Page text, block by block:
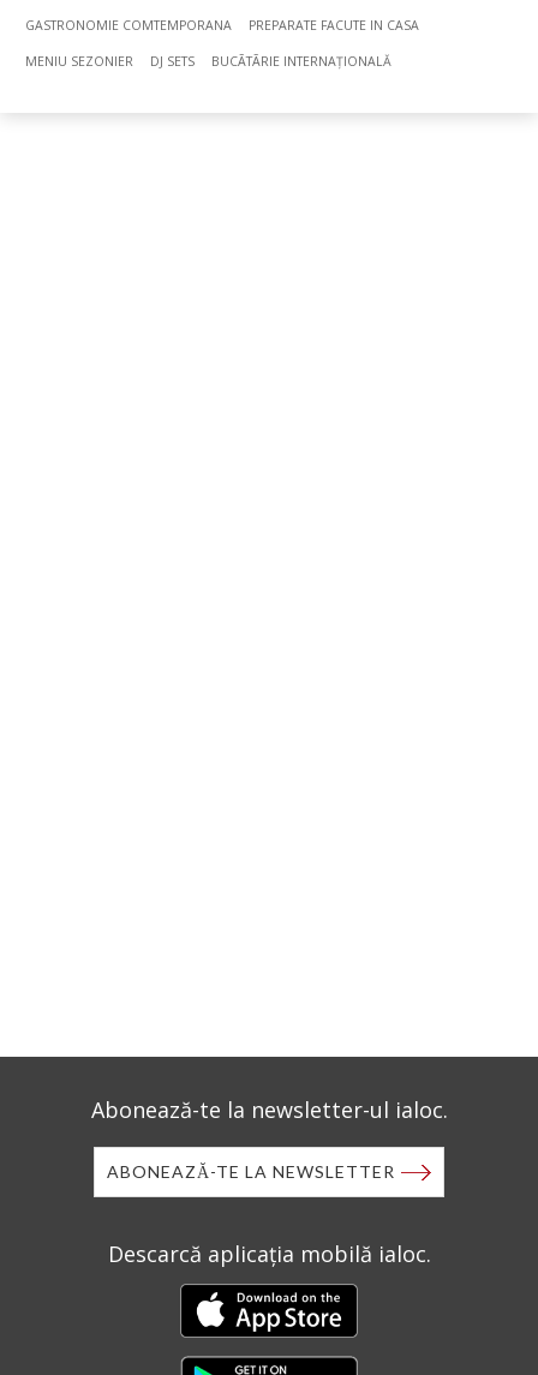
GASTRONOMIE COMTEMPORANA PREPARATE FACUTE IN CASA
MENIU SEZONIER DJ SETS BUCÃTÃRIE INTERNAȚIONALĂ
Abonează-te la newsletter-ul ialoc.
ABONEAZĂ-TE LA NEWSLETTER
Descarcă aplicația mobilă ialoc.